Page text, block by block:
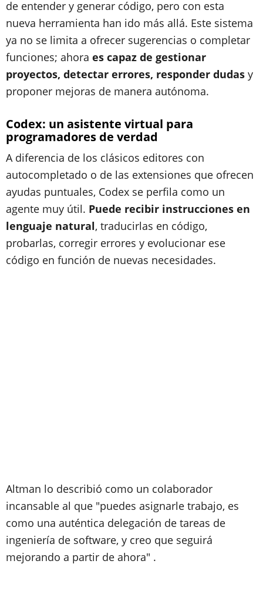
de entender y generar código, pero con esta
nueva herramienta han ido más allá. Este sistema
ya no se limita a ofrecer sugerencias o completar
funciones; ahora es capaz de gestionar
proyectos, detectar errores, responder dudas y
proponer mejoras de manera autónoma.
Codex: un asistente virtual para
programadores de verdad
A diferencia de los clásicos editores con
autocompletado o de las extensiones que ofrecen
ayudas puntuales, Codex se perfila como un
agente muy útil. Puede recibir instrucciones en
lenguaje natural, traducirlas en código,
probarlas, corregir errores y evolucionar ese
código en función de nuevas necesidades.
Altman lo describió como un colaborador
incansable al que "puedes asignarle trabajo, es
como una auténtica delegación de tareas de
ingeniería de software, y creo que seguirá
mejorando a partir de ahora" .